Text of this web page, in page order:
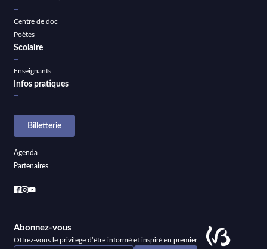
Centre de doc
Poètes
Scolaire
Enseignants
Infos pratiques
Billetterie
Agenda
Partenaires
Abonnez-vous
Offrez-vous le privilège d’être informé et inspiré en premier